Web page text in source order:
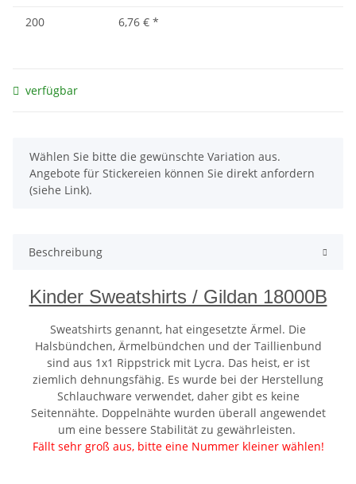
200
6,76 € *
verfügbar
x
Wählen Sie bitte die gewünschte Variation aus.
Angebote für Stickereien können Sie direkt anfordern
(siehe Link).
Beschreibung
Kinder Sweatshirts / Gildan 18000B
Sweatshirts genannt, hat eingesetzte Ärmel. Die
Halsbündchen, Ärmelbündchen und der Taillienbund
sind aus 1x1 Rippstrick mit Lycra. Das heist, er ist
ziemlich dehnungsfähig. Es wurde bei der Herstellung
Schlauchware verwendet, daher gibt es keine
Seitennähte. Doppelnähte wurden überall angewendet
um eine bessere Stabilität zu gewährleisten.
Fällt sehr groß aus, bitte eine Nummer kleiner wählen!